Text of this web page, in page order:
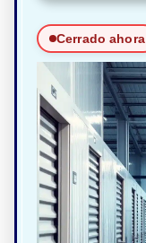
Cerrado ahora